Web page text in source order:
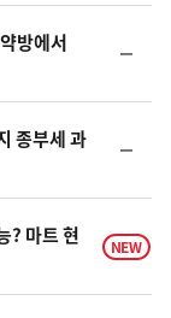
방에서
일
종부세 과
일
? 마트 현
NEW